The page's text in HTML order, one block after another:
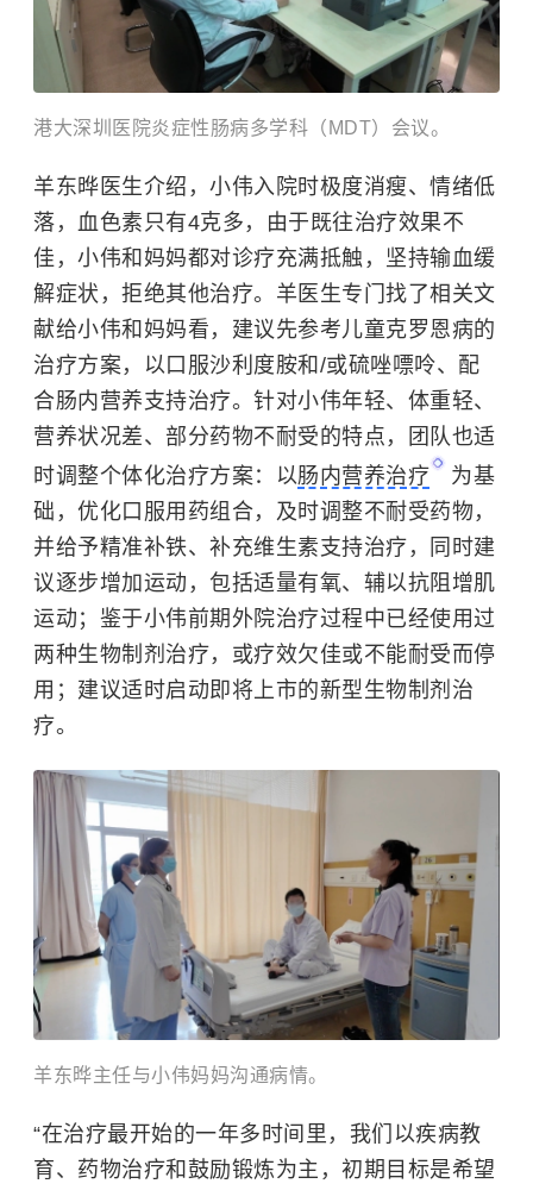
港大深圳医院炎症性肠病多学科（MDT）会议。
羊东晔医生介绍，小伟入院时极度消瘦、情绪低
落，血色素只有4克多，由于既往治疗效果不
佳，小伟和妈妈都对诊疗充满抵触，坚持输血缓
解症状，拒绝其他治疗。羊医生专门找了相关文
献给小伟和妈妈看，建议先参考儿童克罗恩病的
治疗方案，以口服沙利度胺和/或硫唑嘌呤、配
合肠内营养支持治疗。针对小伟年轻、体重轻、
营养状况差、部分药物不耐受的特点，团队也适
时调整个体化治疗方案：以肠内营养治疗
为基
础，优化口服用药组合，及时调整不耐受药物，
并给予精准补铁、补充维生素支持治疗，同时建
议逐步增加运动，包括适量有氧、辅以抗阻增肌
运动；鉴于小伟前期外院治疗过程中已经使用过
两种生物制剂治疗，或疗效欠佳或不能耐受而停
用；建议适时启动即将上市的新型生物制剂治
疗。
羊东晔主任与小伟妈妈沟通病情。
“在治疗最开始的一年多时间里，我们以疾病教
育、药物治疗和鼓励锻炼为主，初期目标是希望